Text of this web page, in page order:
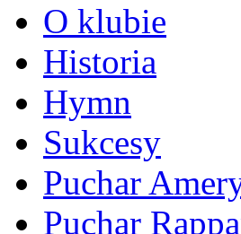
O klubie
Historia
Hymn
Sukcesy
Puchar
Puchar